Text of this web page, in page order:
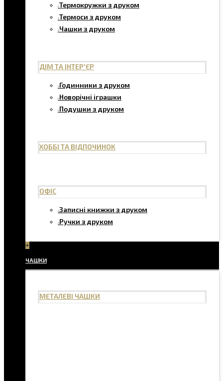
Термокружки з друком
Термоси з друком
Чашки з друком
ДІМ ТА ІНТЕР'ЄР
Годинники з друком
Новорічні іграшки
Подушки з друком
ХОББІ ТА ВІДПОЧИНОК
ОФІС
Записні книжки з друком
Ручки з друком
+
ЧАШКИ
МЕТАЛЕВІ ЧАШКИ